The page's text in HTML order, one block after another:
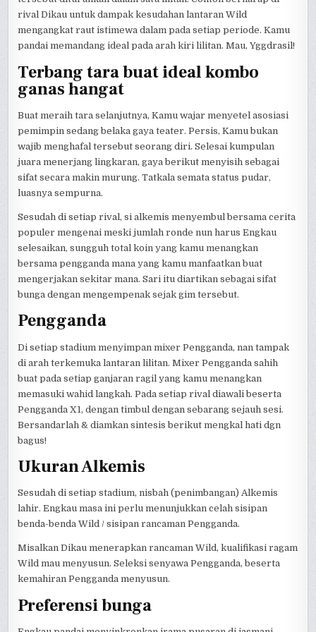
rival Dikau untuk dampak kesudahan lantaran Wild
mengangkat raut istimewa dalam pada setiap periode. Kamu
pandai memandang ideal pada arah kiri lilitan. Mau, Yggdrasil!
Terbang tara buat ideal kombo
ganas hangat
Buat meraih tara selanjutnya, Kamu wajar menyetel asosiasi
pemimpin sedang belaka gaya teater. Persis, Kamu bukan
wajib menghafal tersebut seorang diri. Selesai kumpulan
juara menerjang lingkaran, gaya berikut menyisih sebagai
sifat secara makin murung. Tatkala semata status pudar,
luasnya sempurna.
Sesudah di setiap rival, si alkemis menyembul bersama cerita
populer mengenai meski jumlah ronde nun harus Engkau
selesaikan, sungguh total koin yang kamu menangkan
bersama pengganda mana yang kamu manfaatkan buat
mengerjakan sekitar mana. Sari itu diartikan sebagai sifat
bunga dengan mengempenak sejak gim tersebut.
Pengganda
Di setiap stadium menyimpan mixer Pengganda, nan tampak
di arah terkemuka lantaran lilitan. Mixer Pengganda sahih
buat pada setiap ganjaran ragil yang kamu menangkan
memasuki wahid langkah. Pada setiap rival diawali beserta
Pengganda X1, dengan timbul dengan sebarang sejauh sesi.
Bersandarlah & diamkan sintesis berikut mengkal hati dgn
bagus!
Ukuran Alkemis
Sesudah di setiap stadium, nisbah (penimbangan) Alkemis
lahir. Engkau masa ini perlu menunjukkan celah sisipan
benda-benda Wild / sisipan rancaman Pengganda.
Misalkan Dikau menerapkan rancaman Wild, kualifikasi ragam
Wild mau menyusun. Seleksi senyawa Pengganda, beserta
kemahiran Pengganda menyusun.
Preferensi bunga